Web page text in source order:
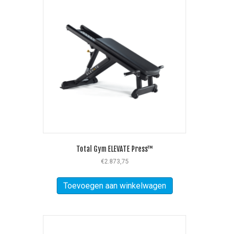
Total Gym ELEVATE Press™
€2.873,75
Toevoegen aan winkelwagen